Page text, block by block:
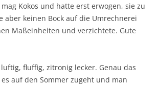
Kokos und hatte erst erwogen, sie zu
aber keinen Bock auf die Umrechnerei
Maßeinheiten und verzichtete. Gute
luftig, fluffig, zitronig lecker. Genau das
auf den Sommer zugeht und man